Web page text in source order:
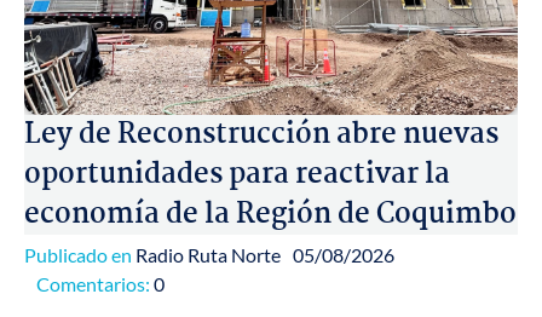
Ley de Reconstrucción abre nuevas
oportunidades para reactivar la
economía de la Región de Coquimbo
Publicado en Radio Ruta Norte 05/08/2026
Comentarios: 0